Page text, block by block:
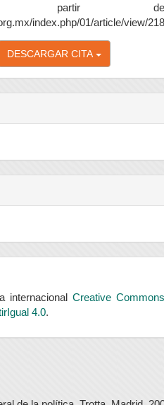
a partir de
index.php/01/article/view/218
DESCARGAR CITA
internacional Creative Commons
4.0.